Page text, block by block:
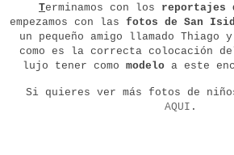
Terminamos con los reportajes
empezamos con las fotos de San
un pequeño amigo llamado Thiago
como es la correcta colocación
lujo tener como modelo a este
Si quieres ver más fotos de
AQUI .